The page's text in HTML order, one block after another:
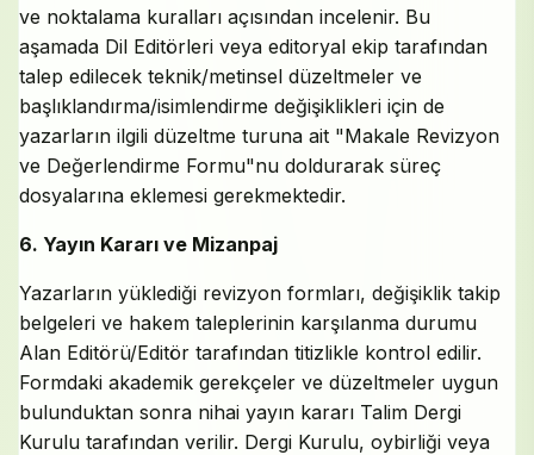
ve noktalama kuralları açısından incelenir. Bu
aşamada Dil Editörleri veya editoryal ekip tarafından
talep edilecek teknik/metinsel düzeltmeler ve
başlıklandırma/isimlendirme değişiklikleri için de
yazarların ilgili düzeltme turuna ait "Makale Revizyon
ve Değerlendirme Formu"nu doldurarak süreç
dosyalarına eklemesi gerekmektedir.
6. Yayın Kararı ve Mizanpaj
Yazarların yüklediği revizyon formları, değişiklik takip
belgeleri ve hakem taleplerinin karşılanma durumu
Alan Editörü/Editör tarafından titizlikle kontrol edilir.
Formdaki akademik gerekçeler ve düzeltmeler uygun
bulunduktan sonra nihai yayın kararı Talim Dergi
Kurulu tarafından verilir. Dergi Kurulu, oybirliği veya